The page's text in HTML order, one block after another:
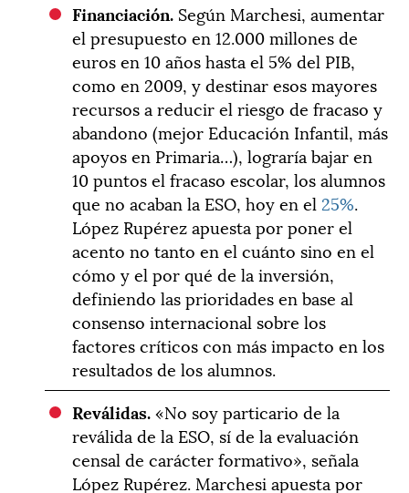
Financiación. Según Marchesi, aumentar
el presupuesto en 12.000 millones de
euros en 10 años hasta el 5% del PIB,
como en 2009, y destinar esos mayores
recursos a reducir el riesgo de fracaso y
abandono (mejor Educación Infantil, más
apoyos en Primaria…), lograría bajar en
10 puntos el fracaso escolar, los alumnos
que no acaban la ESO, hoy en el 25%.
López Rupérez apuesta por poner el
acento no tanto en el cuánto sino en el
cómo y el por qué de la inversión,
definiendo las prioridades en base al
consenso internacional sobre los
factores críticos con más impacto en los
resultados de los alumnos.
Reválidas.«No soy particario de la
reválida de la ESO, sí de la evaluación
censal de carácter formativo», señala
López Rupérez. Marchesi apuesta por